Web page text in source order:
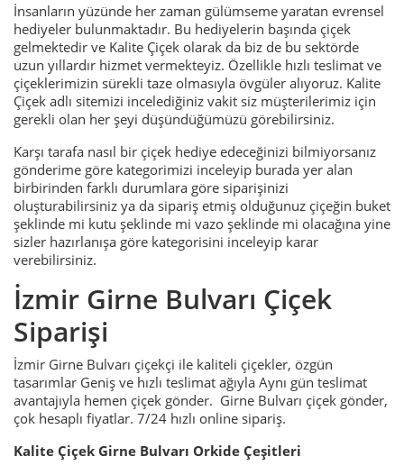
İnsanların yüzünde her zaman gülümseme yaratan evrensel
hediyeler bulunmaktadır. Bu hediyelerin başında çiçek
gelmektedir ve Kalite Çiçek olarak da biz de bu sektörde
uzun yıllardır hizmet vermekteyiz. Özellikle hızlı teslimat ve
çiçeklerimizin sürekli taze olmasıyla övgüler alıyoruz. Kalite
Çiçek adlı sitemizi incelediğiniz vakit siz müşterilerimiz için
gerekli olan her şeyi düşündüğümüzü görebilirsiniz.
Karşı tarafa nasıl bir çiçek hediye edeceğinizi bilmiyorsanız
gönderime göre kategorimizi inceleyip burada yer alan
birbirinden farklı durumlara göre siparişinizi
oluşturabilirsiniz ya da sipariş etmiş olduğunuz çiçeğin buket
şeklinde mi kutu şeklinde mi vazo şeklinde mi olacağına yine
sizler hazırlanışa göre kategorisini inceleyip karar
verebilirsiniz.
İzmir Girne Bulvarı Çiçek
Siparişi
İzmir Girne Bulvarı çiçekçi ile kaliteli çiçekler, özgün
tasarımlar Geniş ve hızlı teslimat ağıyla Aynı gün teslimat
avantajıyla hemen çiçek gönder. Girne Bulvarı çiçek gönder,
çok hesaplı fiyatlar. 7/24 hızlı online sipariş.
Kalite Çiçek Girne Bulvarı Orkide Çeşitleri